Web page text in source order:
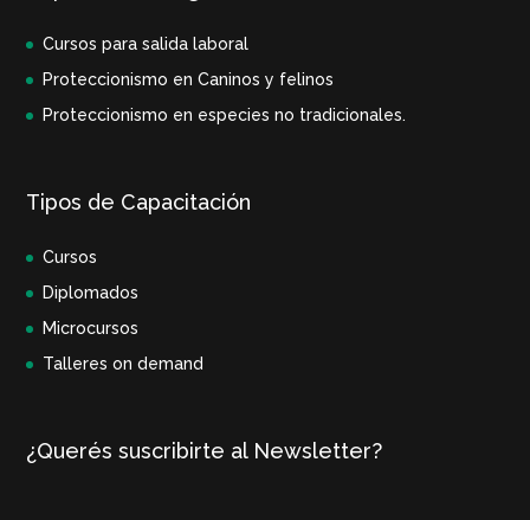
Cursos para salida laboral
Proteccionismo en Caninos y felinos
Proteccionismo en especies no tradicionales.
Tipos de Capacitación
Cursos
Diplomados
Microcursos
Talleres on demand
¿Querés suscribirte al Newsletter?